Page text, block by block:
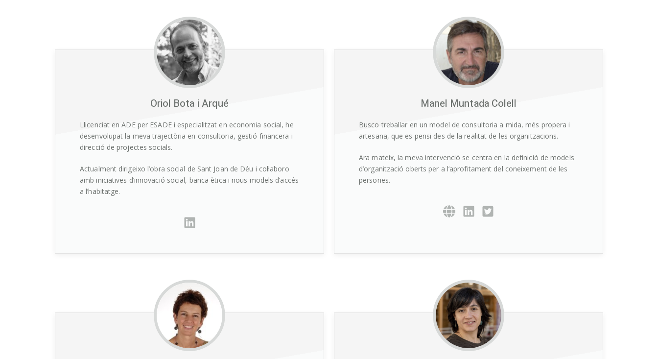
Oriol Bota i Arqué
Llicenciat en ADE per ESADE i especialitzat en economia social, he
desenvolupat la meva trajectòria en consultoria, gestió financera i
direcció de projectes socials.
Actualment dirigeixo l’obra social de Sant Joan de Déu i col·laboro
amb iniciatives d’innovació social, banca ètica i nous models d’accés
a l’habitatge.
Manel Muntada Colell
Busco treballar en un model de consultoria a mida, més propera i
artesana, que es pensi des de la realitat de les organitzacions.
Ara mateix, la meva intervenció se centra en la definició de models
d’organització oberts per a l’aprofitament del coneixement de les
persones.